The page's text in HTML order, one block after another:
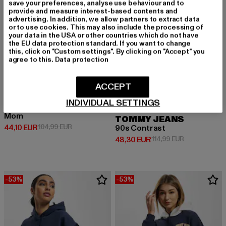
TOMMY JEANS
Mom
44,10 EUR
Derzeitiger Preis: 44,10 EUR
104,99 EURAktionspreis: 104,99 EUR
TOMMY JEANS
90s Contrast
48,30 EUR
Derzeitiger Preis: 48,30 EUR
114,99 EURAktionspreis:
-53% -53%
save your preferences, analyse use behaviour and to
provide and measure interest-based contents and
advertising. In addition, we allow partners to extract data
or to use cookies. This may also include the processing of
your data in the USA or other countries which do not have
the EU data protection standard. If you want to change
this, click on "Custom settings". By clicking on "Accept" you
agree to this. Data protection
INDIVIDUAL SETTINGS
ACCEPT